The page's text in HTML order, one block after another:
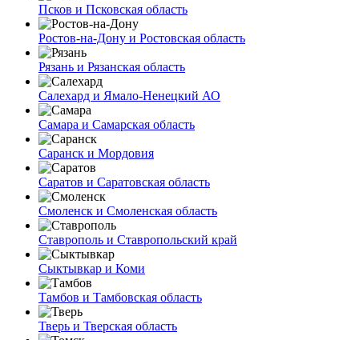
Псков и Псковская область
Ростов-на-Дону и Ростовская область
Рязань и Рязанская область
Салехард и Ямало-Ненецкий АО
Самара и Самарская область
Саранск и Мордовия
Саратов и Саратовская область
Смоленск и Смоленская область
Ставрополь и Ставропольский край
Сыктывкар и Коми
Тамбов и Тамбовская область
Тверь и Тверская область